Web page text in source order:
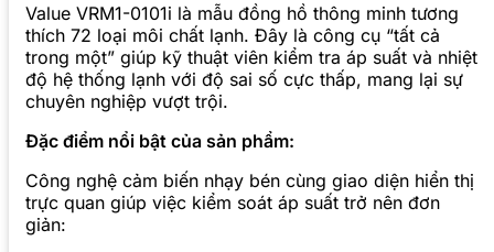
Value VRM1-0101i là mẫu đồng hồ thông minh tương
thích 72 loại môi chất lạnh. Đây là công cụ “tất cả
trong một” giúp kỹ thuật viên kiểm tra áp suất và nhiệt
độ hệ thống lạnh với độ sai số cực thấp, mang lại sự
chuyên nghiệp vượt trội.
Đặc điểm nổi bật của sản phẩm:
Công nghệ cảm biến nhạy bén cùng giao diện hiển thị
trực quan giúp việc kiểm soát áp suất trở nên đơn
giản: